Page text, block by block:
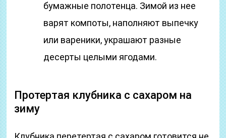
бумажные полотенца. Зимой из нее
варят компоты, наполняют выпечку
или вареники, украшают разные
десерты целыми ягодами.
Протертая клубника с сахаром на
зиму